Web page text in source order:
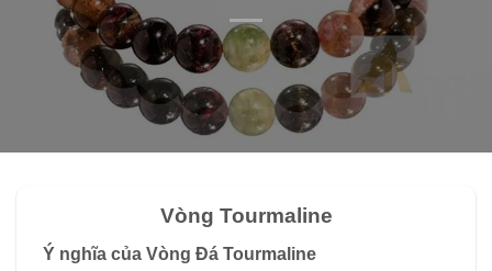
Vòng Tourmaline
Ý nghĩa của Vòng Đá Tourmaline